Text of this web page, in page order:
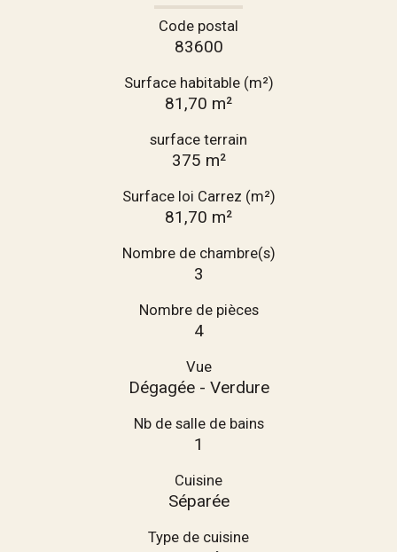
Code postal
83600
Surface habitable (m²)
81,70 m²
surface terrain
375 m²
Surface loi Carrez (m²)
81,70 m²
Nombre de chambre(s)
3
Nombre de pièces
4
Vue
Dégagée - Verdure
Nb de salle de bains
1
Cuisine
Séparée
Type de cuisine